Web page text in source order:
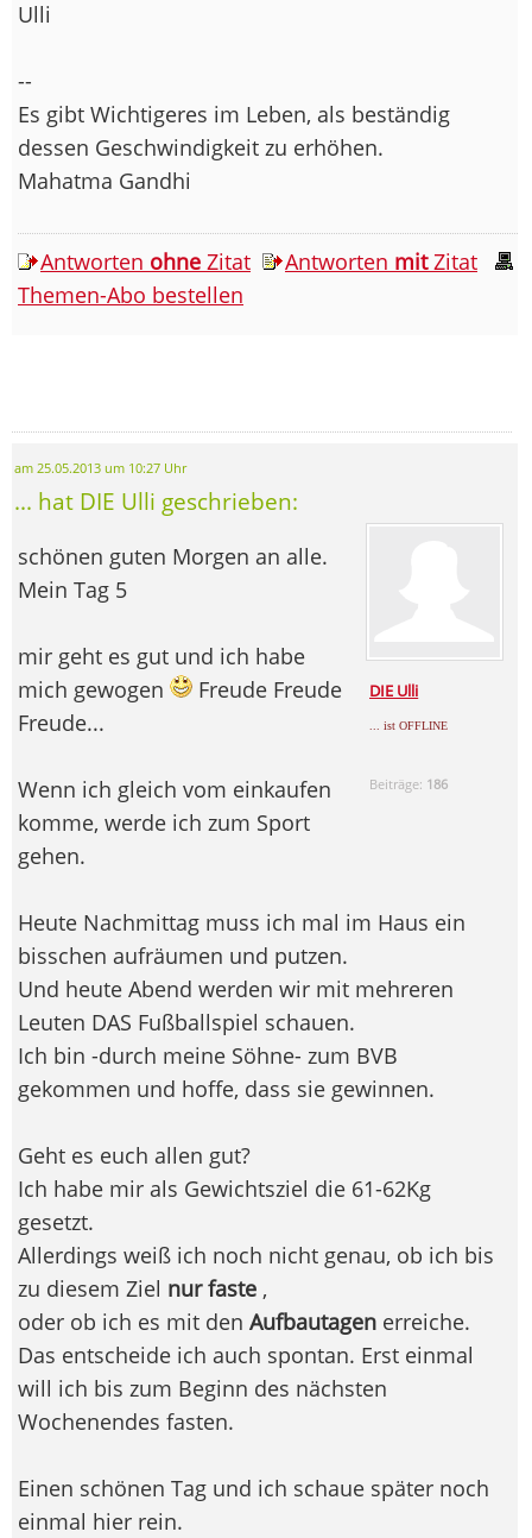
Ulli
--
Es gibt Wichtigeres im Leben, als beständig
dessen Geschwindigkeit zu erhöhen.
Mahatma Gandhi
Antworten ohne Zitat Antworten mitZitat
Themen-Abo bestellen
am 25.05.2013 um 10:27 Uhr
... hat DIE Ulli geschrieben:
DIE Ulli
... ist OFFLINE
Beiträge: 186
schönen guten Morgen an alle.
Mein Tag 5
mir geht es gut und ich habe
mich gewogen
Freude Freude
Freude...
Wenn ich gleich vom einkaufen
komme, werde ich zum Sport
gehen.
Heute Nachmittag muss ich mal im Haus ein
bisschen aufräumen und putzen.
Und heute Abend werden wir mit mehreren
Leuten DAS Fußballspiel schauen.
Ich bin -durch meine Söhne- zum BVB
gekommen und hoffe, dass sie gewinnen.
Geht es euch allen gut?
Ich habe mir als Gewichtsziel die 61-62Kg
gesetzt.
Allerdings weiß ich noch nicht genau, ob ich bis
zu diesem Ziel nur faste ,
oder ob ich es mit den Aufbautagen erreiche.
Das entscheide ich auch spontan. Erst einmal
will ich bis zum Beginn des nächsten
Wochenendes fasten.
Einen schönen Tag und ich schaue später noch
einmal hier rein.